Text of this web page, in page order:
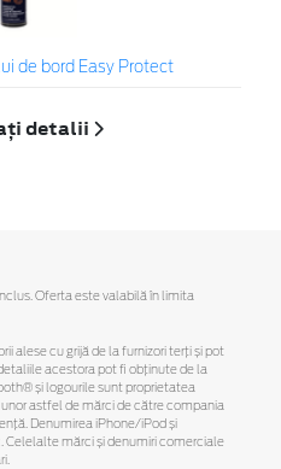
de bord Easy Protect
detalii
Oferta este valabilă în limita
alese cu grijă de la furnizori terți și pot
acestora pot fi obținute de la
și logourile sunt proprietatea
unor astfel de mărci de către compania
Denumirea iPhone/iPod și
Celelalte mărci și denumiri comerciale